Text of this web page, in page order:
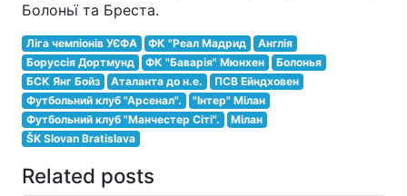
Болоньї та Бреста.
Ліга чемпіонів УЄФА ФК "Реал Мадрид
Англія
Боруссія Дортмунд
ФК "Баварія" Мюнхен
Болонья
БСК Янг Бойз
Аталанта до н.е.
ПСВ Ейндховен
Футбольний клуб "Арсенал".
"Інтер" Мілан
Футбольний клуб "Манчестер Сіті".
Мілан
ŠK Slovan Bratislava
Related posts